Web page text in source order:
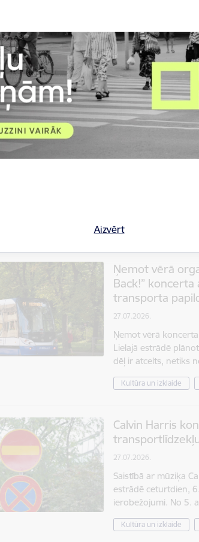
Aizvērt
Atzīmējot Rīgas 825.
1000 rīdziniekiem
izstrādātā
Atpūta Kultūra un
Rātslaukumā
31.07.2026.
Atzīmējot Rīgas
trīs izstādes –
Informācija medijiem
Ņemot vērā
Back!”
transporta
27.07.2026.
Ņemot vērā
Lielajā estrādē
dēļ ir atcelts, netiks
Kultūra un izklaide
Calvin Harris
27.07.2026.
Saistībā ar mūziķa
estrādē ceturtdien,
ierobežojumi. No 5.
Kultūra un izklaide